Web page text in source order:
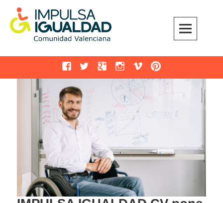
content
Facebook
TwitterGoogle
+
Instagram
VimeoPinterest